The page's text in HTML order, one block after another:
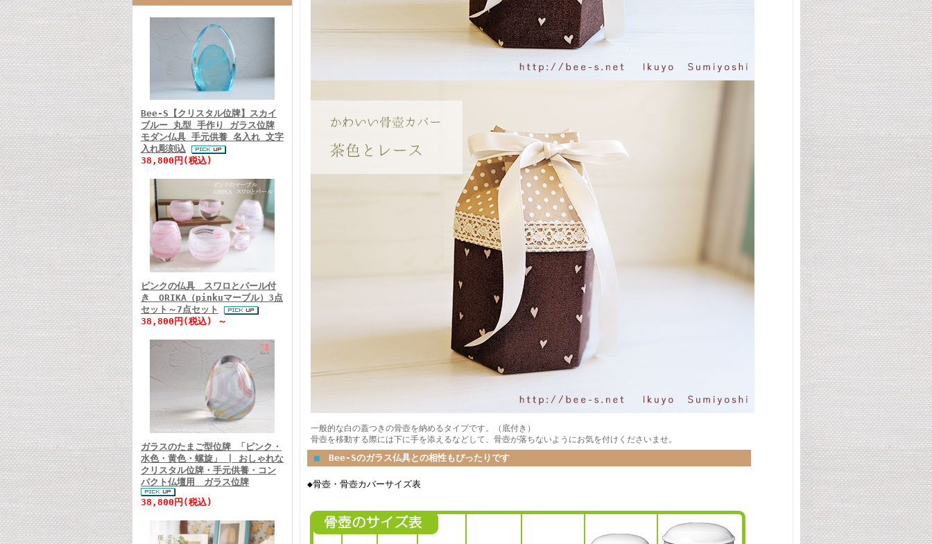
Bee-S【クリスタル位牌】スカイ
ブルー 丸型 手作り ガラス位牌
モダン仏具 手元供養 名入れ 文字
入れ彫刻込
38,800円(税込)
ピンクの仏具 スワロとパール付
き ORIKA（pinkuマーブル）3点
セット～7点セット
38,800円(税込) ～
ガラスのたまご型位牌 「ピンク・
水色・黄色・螺旋」 | おしゃれな
クリスタル位牌・手元供養・コン
パクト仏壇用 ガラス位牌
38,800円(税込)
一般的な白の蓋つきの骨壺を納めるタイプです。（底付き）
骨壺を移動する際には下に手を添えるなどして、骨壺が落ちないようにお気を付けくださいませ。
■ Bee-Sのガラス仏具との相性もぴったりです
◆骨壺・骨壺カバーサイズ表